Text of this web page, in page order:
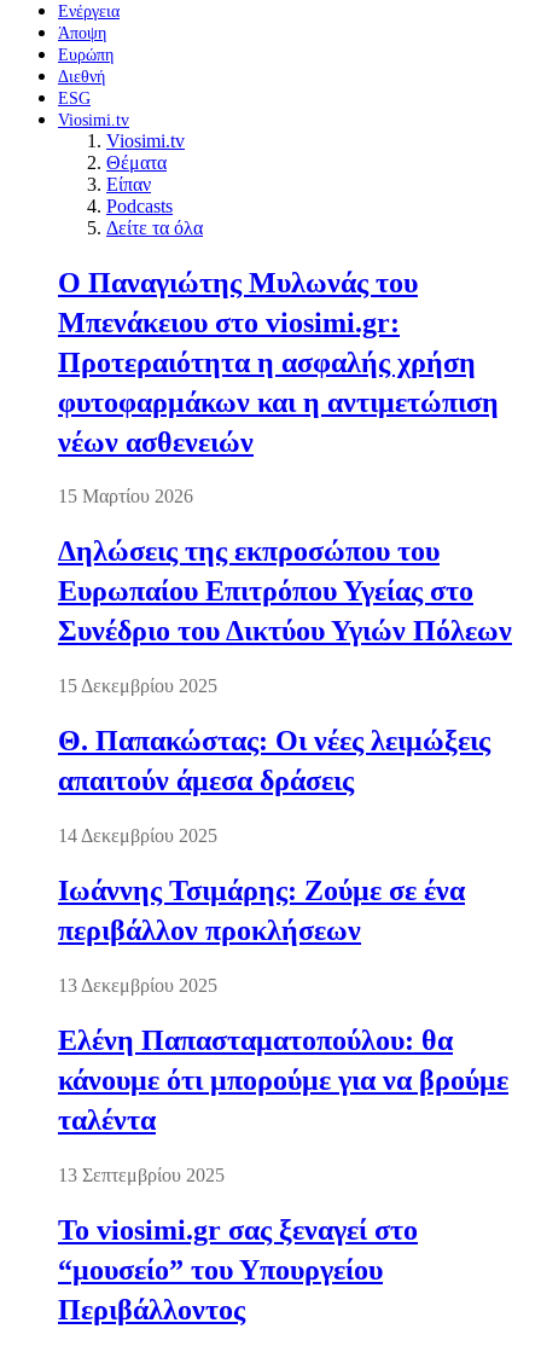
Ενέργεια
Άποψη
Ευρώπη
Διεθνή
ESG
Viosimi.tv
Viosimi.tv
Θέματα
Είπαν
Podcasts
Δείτε τα όλα
Ο Παναγιώτης Μυλωνάς του
Μπενάκειου στο viosimi.gr:
Προτεραιότητα η ασφαλής χρήση
φυτοφαρμάκων και η αντιμετώπιση
νέων ασθενειών
15 Μαρτίου 2026
Δηλώσεις της εκπροσώπου του
Ευρωπαίου Επιτρόπου Υγείας στο
Συνέδριο του Δικτύου Υγιών Πόλεων
15 Δεκεμβρίου 2025
Θ. Παπακώστας: Οι νέες λειμώξεις
απαιτούν άμεσα δράσεις
14 Δεκεμβρίου 2025
Ιωάννης Τσιμάρης: Ζούμε σε ένα
περιβάλλον προκλήσεων
13 Δεκεμβρίου 2025
Ελένη Παπασταματοπούλου: θα
κάνουμε ότι μπορούμε για να βρούμε
ταλέντα
13 Σεπτεμβρίου 2025
Το viosimi.gr σας ξεναγεί στο
“μουσείο” του Υπουργείου
Περιβάλλοντος